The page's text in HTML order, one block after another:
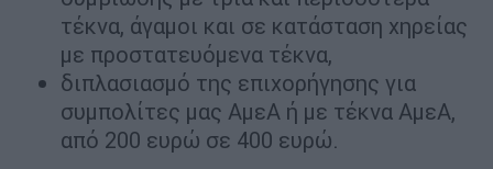
τέκνα, άγαμοι και σε κατάσταση χηρείας
με προστατευόμενα τέκνα,
διπλασιασμό της επιχορήγησης για
συμπολίτες μας ΑμεΑ ή με τέκνα ΑμεΑ,
από 200 ευρώ σε 400 ευρώ.